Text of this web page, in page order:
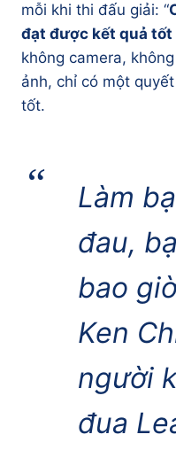
mỗi khi thi đấu giải: “
đạt được kết quả tốt
không camera,
ảnh, chỉ có một
tốt.
Làm
đau,
bao
Ken
người
đua